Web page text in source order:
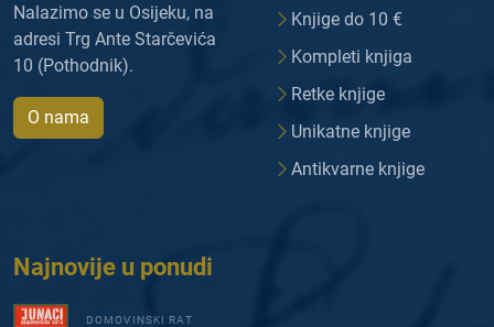
Nalazimo se u Osijeku, na
adresi Trg Ante Starčevića
10 (Pothodnik).
O nama
Knjige do 10 €
Kompleti knjiga
Retke knjige
Unikatne knjige
Antikvarne knjige
Najnovije u ponudi
DOMOVINSKI RAT